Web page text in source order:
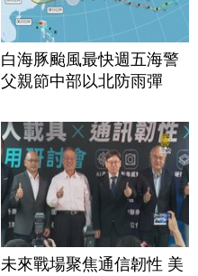
白海豚颱風最快週五海警
父親節中部以北防雨彈
未來戰場聚焦通信韌性 美